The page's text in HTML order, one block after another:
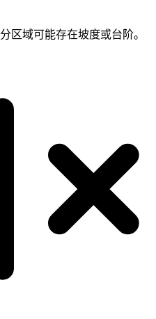
区域可能存在坡度或台阶。